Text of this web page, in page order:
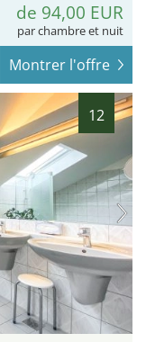
de 94,00 EUR
par chambre et nuit
Montrer l'offre
12